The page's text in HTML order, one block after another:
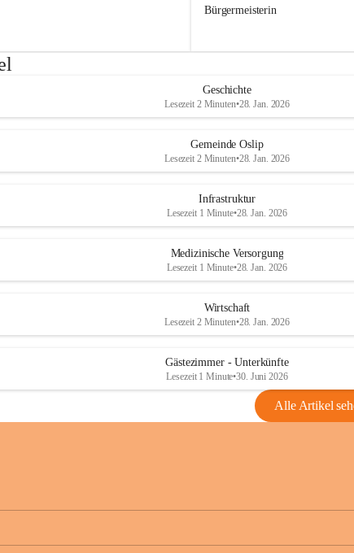
Bürgermeisterin
Geschichte
Lesezeit 2 Minuten•28. Jan. 2026
Gemeinde Oslip
Lesezeit 2 Minuten•28. Jan. 2026
Infrastruktur
Lesezeit 1 Minute•28. Jan. 2026
Medizinische Versorgung
Lesezeit 1 Minute•28. Jan. 2026
Wirtschaft
Lesezeit 2 Minuten•28. Jan. 2026
Gästezimmer - Unterkünfte
Lesezeit 1 Minute•30. Juni 2026
Alle Artikel